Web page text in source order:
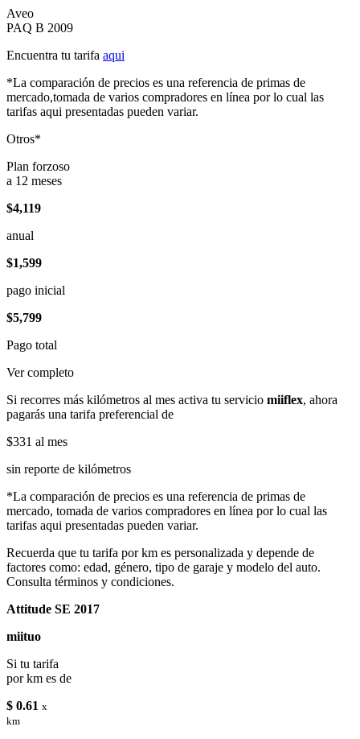
Aveo
PAQ B 2009
Encuentra tu tarifa aqui
*La comparación de precios es una referencia de primas de
mercado,tomada de varios compradores en línea por lo cual las
tarifas aqui presentadas pueden variar.
Otros*
Plan forzoso
a 12 meses
$4,119
anual
$1,599
pago inicial
$5,799
Pago total
Ver completo
Si recorres más kilómetros al mes activa tu servicio miiflex, ahora
pagarás una tarifa preferencial de
$331 al mes
sin reporte de kilómetros
*La comparación de precios es una referencia de primas de
mercado, tomada de varios compradores en línea por lo cual las
tarifas aqui presentadas pueden variar.
Recuerda que tu tarifa por km es personalizada y depende de
factores como: edad, género, tipo de garaje y modelo del auto.
Consulta términos y condiciones.
Attitude SE 2017
miituo
Si tu tarifa
por km es de
$ 0.61 x
km